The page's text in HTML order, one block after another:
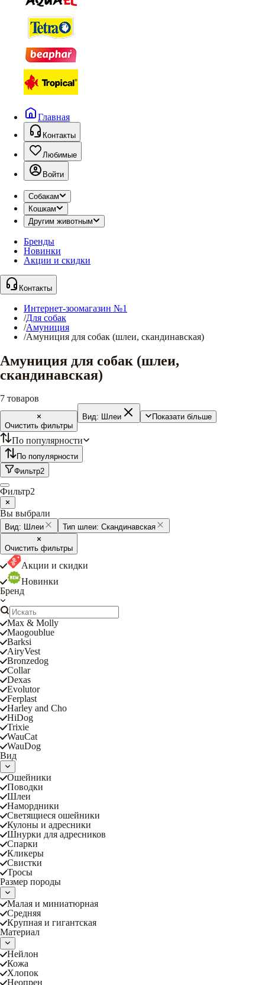
Главная
Контакты
Любимые
Войти
Собакам
Кошкам
Другим животным
Бренды
Новинки
Акции и скидки
Контакты
Интернет-зоомагазин №1
/Для собак
/Амуниция
/Амуниция для собак (шлеи, скандинавская)
Амуниция для собак (шлеи,
скандинавская)
7 товаров
Очистить фильтры
Вид: Шлеи Показати більше
По популярности
По популярности
Фильтр2
Фильтр2
Вы выбрали
Вид: Шлеи Тип шлеи: Скандинавская
Очистить фильтры
Акции и скидки
Новинки
Бренд
Max & Molly
Maogoublue
Barksi
AiryVest
Bronzedog
Collar
Dexas
Evolutor
Ferplast
Harley and Cho
HiDog
Trixie
WauCat
WauDog
Вид
Ошейники
Поводки
Шлеи
Намордники
Светящиеся ошейники
Кулоны и адресники
Шнурки для адресников
Спарки
Кликеры
Свистки
Тросы
Размер породы
Малая и миниатюрная
Средняя
Крупная и гигантская
Материал
Нейлон
Кожа
Хлопок
Неопрен